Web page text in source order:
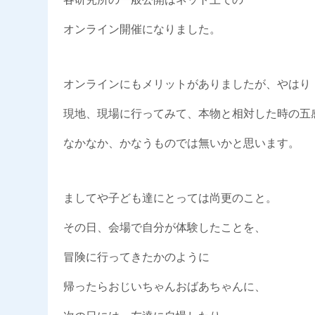
オンライン開催になりました。
オンラインにもメリットがありましたが、やはり
現地、現場に行ってみて、本物と相対した時の五
なかなか、かなうものでは無いかと思います。
ましてや子ども達にとっては尚更のこと。
その日、会場で自分が体験したことを、
冒険に行ってきたかのように
帰ったらおじいちゃんおばあちゃんに、